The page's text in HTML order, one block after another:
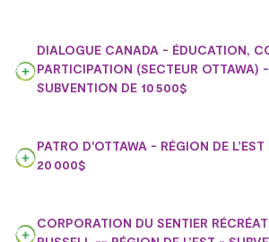
DIALOGUE CANADA - ÉDUCATION,
PARTICIPATION (SECTEUR OTTAWA)
SUBVENTION DE 10 500$
PATRO D'OTTAWA - RÉGION DE
20 000$
CORPORATION DU SENTIER